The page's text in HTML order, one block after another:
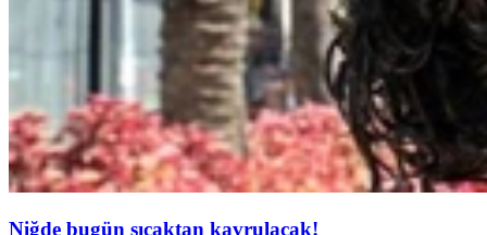
Niğde bugün sıcaktan kavrulacak!